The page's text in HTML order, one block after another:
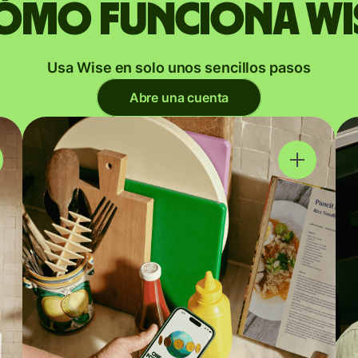
funciona
Usa Wise en solo unos sencillos pasos
Abre una cuenta